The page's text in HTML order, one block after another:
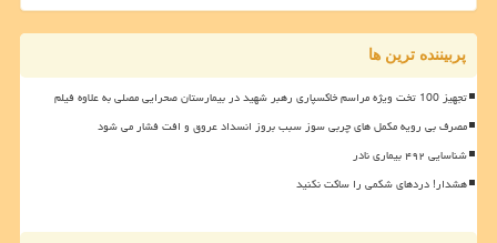
پربیننده ترین ها
تجهیز 100 تخت ویژه مراسم خاکسپاری رهبر شهید در بیمارستان صحرایی مصلی به علاوه فیلم
مصرف بی رویه مکمل های چربی سوز سبب بروز انسداد عروق و افت فشار می شود
شناسایی ۴۹۲ بیماری نادر
هشدار! دردهای شکمی را ساکت نکنید